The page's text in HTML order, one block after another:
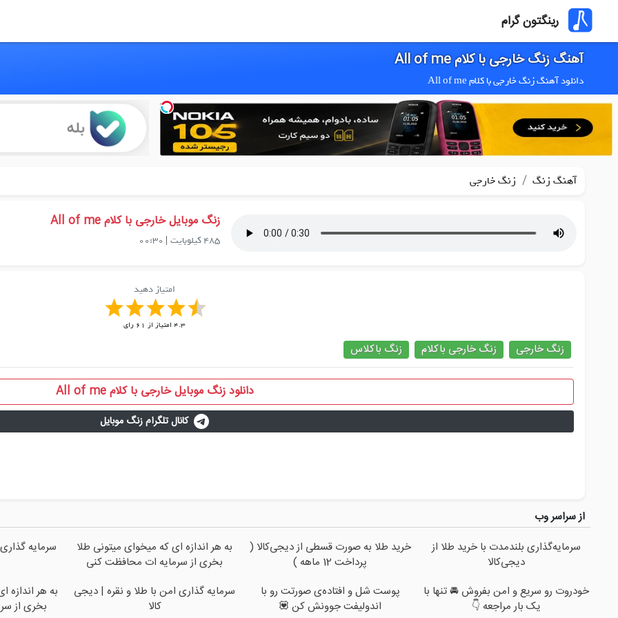
رینگتون گرام
آهنگ زنگ خارجی با کلام All of me
دانلود آهنگ زنگ خارجی با کلام All of me
آهنگ زنگ / زنگ خارجی
زنگ موبایل خارجی با کلام All of me
485 کیلوبایت |
00:30
امتیاز دهید
4.3 امتیاز از 61 رای
زنگ خارجی زنگ خارجی باکلام زنگ باکلاس
دانلود زنگ موبایل خارجی با کلام All of me
کانال تلگرام زنگ موبایل
از سراسر وب
سرمایه‌گذاری بلندمدت با خرید طلا از
دیجی‌کالا
خرید طلا به صورت قسطی از دیجی‌کالا (
پرداخت 12 ماهه )
به هر اندازه ای که میخوای میتونی طلا
بخری از سرمایه ات محافظت کنی
سرمایه
خودروت رو سریع و امن بفروش 🚘 تنها با
یک بار مراجعه 👇
پوست شل و افتاده‌ی صورتت رو با
اندولیفت جوونش کن 💟
سرمایه گذاری امن با طلا و نقره | دیجی
کالا
به هر اندازه
بخری از